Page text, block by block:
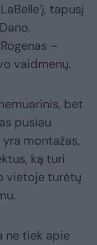
tapusį
–
vaidmenų.
bet
pusiau
montažas,
ką turi
vietoje turėtų
ne tiek apie